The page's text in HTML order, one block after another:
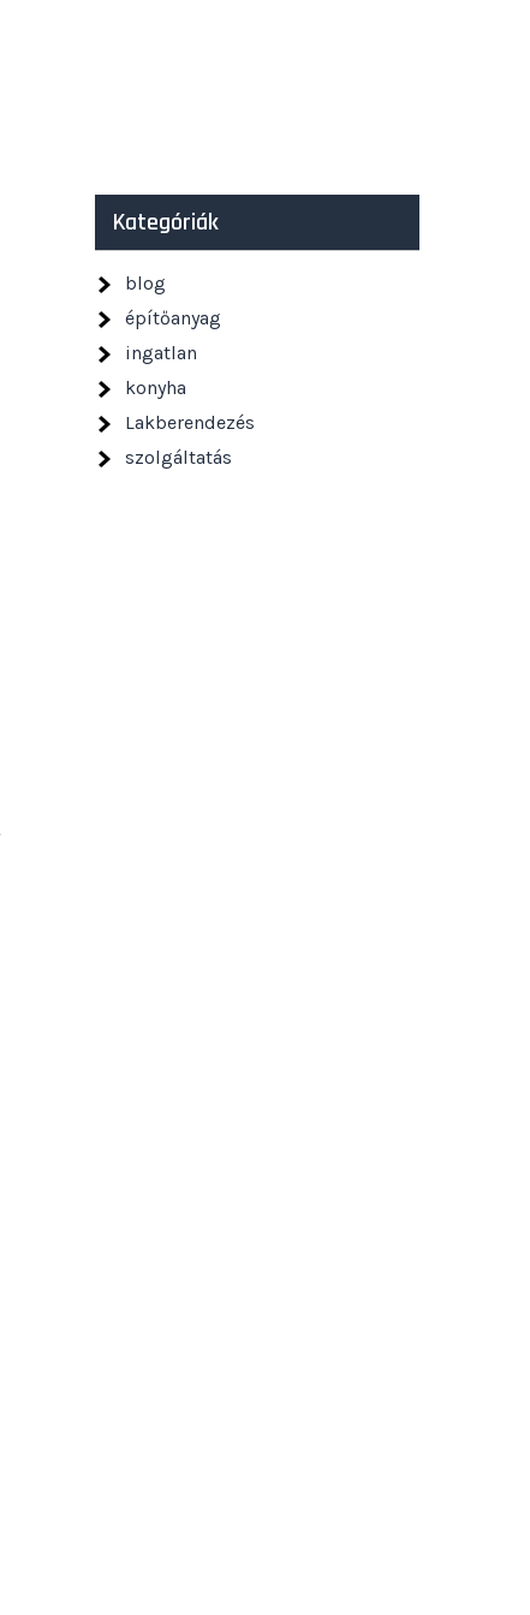
Kategóriák
blog
építőanyag
ingatlan
konyha
Lakberendezés
szolgáltatás